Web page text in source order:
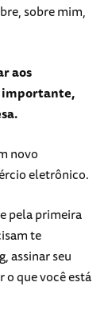
sobre mim,
aos
importante,
novo
eletrônico.
pela primeira
te
assinar seu
o que você está